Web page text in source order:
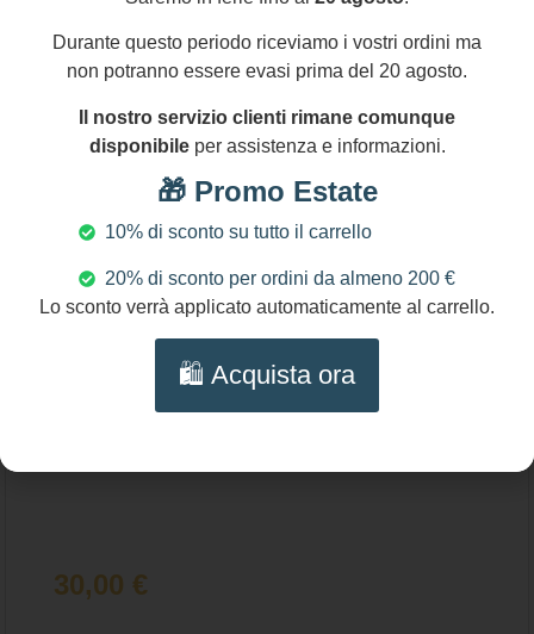
Anello maxi struttura ottone, anello siciliano,
anello regolabile, anello ceramica, anello
Caltagirone.
Scegli
30,00 €
Durante questo periodo riceviamo i vostri ordini ma
non potranno essere evasi prima del 20 agosto.
Il nostro servizio clienti rimane comunque
disponibileper assistenza e informazioni.
🎁 Promo Estate
10% di sconto su tutto il carrello
20% di sconto per ordini da almeno 200 €
Lo sconto verrà applicato automaticamente al carrello.
🛍️ Acquista ora